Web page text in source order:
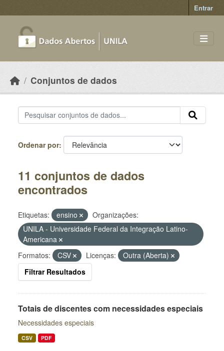
Entrar
Conjuntos de dados
Ordenar por
11 conjuntos de dados
encontrados
Etiquetas: ensino
Organizações:
UNILA - Universidade Federal da Integração Latino-
Americana
Formatos:
CSV Licenças:
Outra (Aberta)
Filtrar Resultados
Totais de discentes com necessidades especiais
Necessidades especiais
CSV PDF